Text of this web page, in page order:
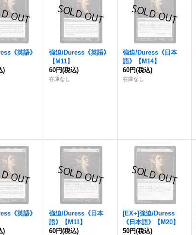
《英語》
)
強迫/Duress《英語》
【M11】
60円(税込)
在庫なし
強迫/Duress《日本
語》【M14】
60円(税込)
在庫なし
《英語》
)
強迫/Duress《日本
語》【M11】
60円(税込)
[EX+]強迫/Duress
《日本語》【M20】
50円(税込)